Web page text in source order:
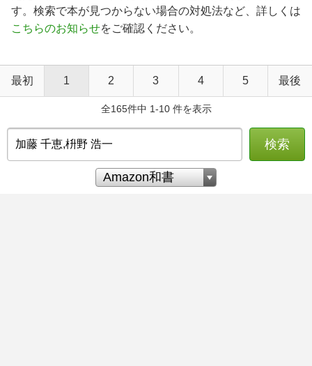
す。検索で本が見つからない場合の対処法など、詳しくは
こちらのお知らせをご確認ください。
最初 1 2 3 4 5 最後
全165件中 1-10 件を表示
検索